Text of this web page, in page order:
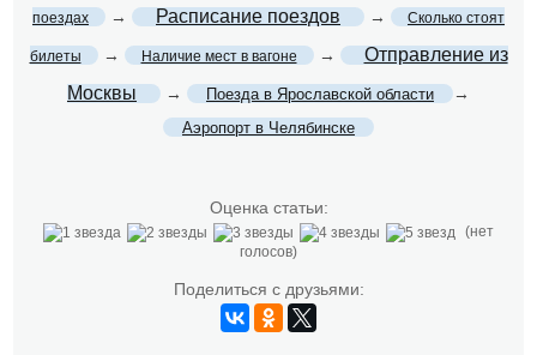
поездах → Расписание поездов → Сколько стоят
билеты → Наличие мест в вагоне →
Отправление из
Москвы
→ Поезда в Ярославской области →
Аэропорт в Челябинске
Оценка статьи:
(нет
голосов)
Поделиться с друзьями: